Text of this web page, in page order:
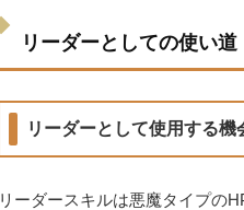
リーダーとしての使い道
リーダーとして使用する機
リーダースキルは悪魔タイプの